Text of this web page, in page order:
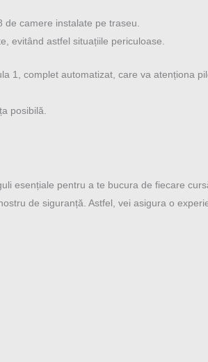
camere instalate pe traseu.
evitând astfel situațiile periculoase.
1, complet automatizat, care va atenționa
posibilă.
esențiale pentru a te bucura de fiecare
de siguranță. Astfel, vei asigura o